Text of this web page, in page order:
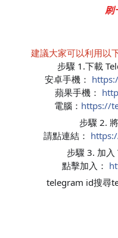
刷
建議大家可以利用以
步驟 1.下載
安卓手機：
蘋果手機：
電腦： https://
步驟 2.
請點連結：
步驟 3. 加入
點擊加入：
telegram id搜尋